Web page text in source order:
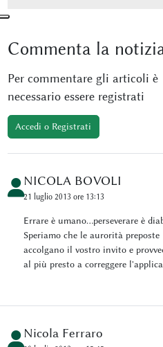
Commenta la
Per commentare gli articoli è
necessario essere registrati
Accedi o Registrati
NICOLA BOVOLI
21 luglio 2013 ore 13:13
Errare è umano...perseverare è
Speriamo che le aurorità preposte
accolgano il vostro invito e
al più presto a correggere
Nicola Ferraro